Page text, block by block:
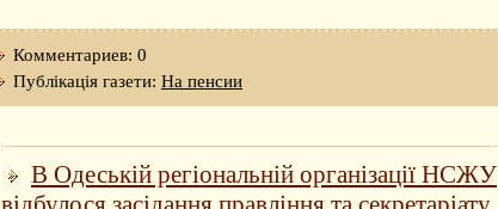
Комментариев: 0
Публікація газети: На пенсии
В Одеській регіональній організації НСЖУ